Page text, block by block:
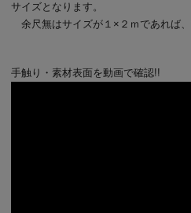
サイズとなります。
余尺無はサイズが１×２ｍであれば、
手触り・素材表面を動画で確認!!